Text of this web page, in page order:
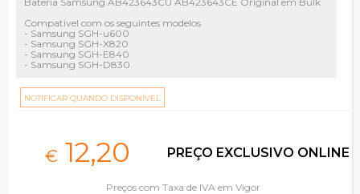
Compativel com os seguintes modelos
- Samsung SGH-u600
- Samsung SGH-X820
- Samsung SGH-E840
- Samsung SGH-D830
NOTIFICAR QUANDO DISPONÍVEL
€ 12,20 PREÇO EXCLUSIVO ONLINE
Preços com Taxa de IVA em Vigor